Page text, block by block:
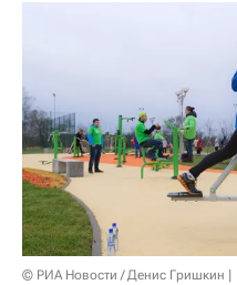
© РИА Новости / Денис Гришкин